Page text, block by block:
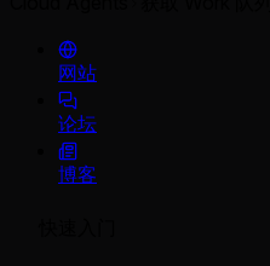
网站
论坛
博客